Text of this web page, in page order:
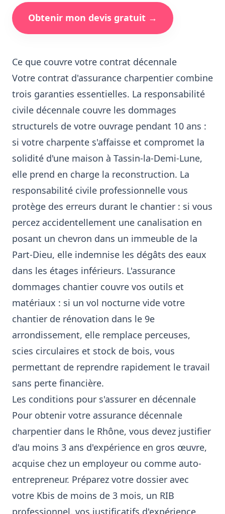
Obtenir mon devis gratuit →
Ce que couvre votre contrat décennale
Votre contrat d'assurance charpentier combine
trois garanties essentielles. La responsabilité
civile décennale couvre les dommages
structurels de votre ouvrage pendant 10 ans :
si votre charpente s'affaisse et compromet la
solidité d'une maison à Tassin-la-Demi-Lune,
elle prend en charge la reconstruction. La
responsabilité civile professionnelle vous
protège des erreurs durant le chantier : si vous
percez accidentellement une canalisation en
posant un chevron dans un immeuble de la
Part-Dieu, elle indemnise les dégâts des eaux
dans les étages inférieurs. L'assurance
dommages chantier couvre vos outils et
matériaux : si un vol nocturne vide votre
chantier de rénovation dans le 9e
arrondissement, elle remplace perceuses,
scies circulaires et stock de bois, vous
permettant de reprendre rapidement le travail
sans perte financière.
Les conditions pour s'assurer en décennale
Pour obtenir votre assurance décennale
charpentier dans le Rhône, vous devez justifier
d'au moins 3 ans d'expérience en gros œuvre,
acquise chez un employeur ou comme auto-
entrepreneur. Préparez votre dossier avec
votre Kbis de moins de 3 mois, un RIB